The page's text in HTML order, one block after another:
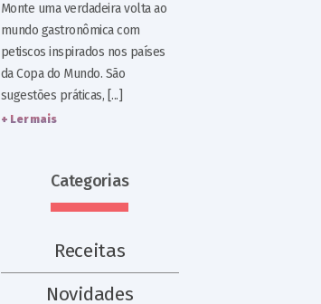
Monte uma verdadeira volta ao
mundo gastronômica com
petiscos inspirados nos países
da Copa do Mundo. São
sugestões práticas, [...]
+ Ler mais
Categorias
Receitas
Novidades